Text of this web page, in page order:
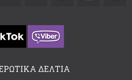
ΔΕΛΤΙΑ